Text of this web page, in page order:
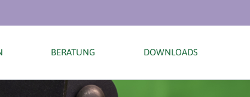
BERATUNG DOWNLOADS